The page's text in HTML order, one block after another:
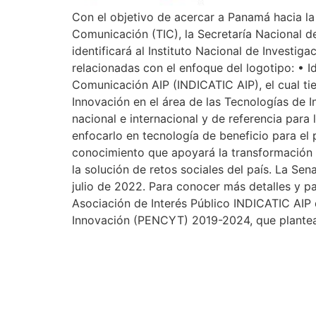
Con el objetivo de acercar a Panamá hacia
Comunicación (TIC), la Secretaría Nacional
identificará al Instituto Nacional de
relacionadas con el enfoque del logotipo: •
Comunicación AIP (INDICATIC AIP), el cual
Innovación en el área de las Tecnologías de
nacional e internacional y de referencia
enfocarlo en tecnología de beneficio para el
conocimiento que apoyará la
la solución de retos sociales del país. La
julio de 2022. Para conocer más detalles y
Asociación de Interés Público INDICATIC
Innovación (PENCYT) 2019-2024, que